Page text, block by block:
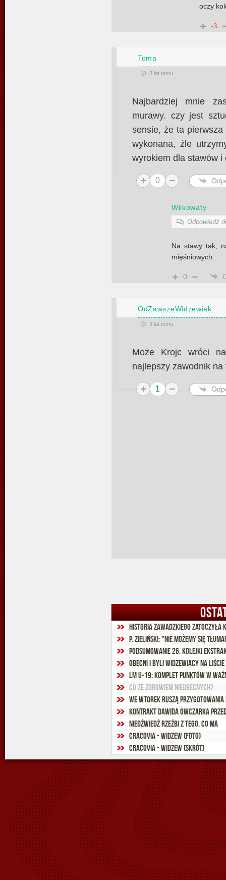
oczy
-3
Toma
3 lat temu
Najbardziej mnie
murawy. czy jest
sensie, że ta
wykonana, źle
wyrokiem dla stawów i
0
Wilkowaty
Odpowiedź
Na stawy tak,
mięśniowych.
0
OdZawszeWidzewiak
3 lat temu
Może Krojc wróci
najlepszy zawodnik
1
Historia Zawadzkiego zatoczyła
P. Zieliński: "Nie możemy się
Podsumowanie 26. kolejki
LM U-19: Komplet punktów w
Co ze zdrowiem nieobecnych?
We wtorek ruszą przygotowania
Kontrakt Dawida Owczarka
Niedźwiedź rzeźbi z tego, co ma
Cracovia - Widzew (foto)
Cracovia - Widzew (skrót)